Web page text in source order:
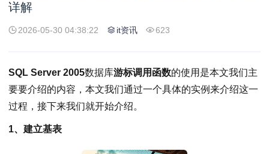
详解
2026-05-30 04:38:22 it资讯 623
SQL Server 2005数据库游标调用函数的使用是本文我们主
要要介绍的内容，本文我们通过一个具体的实例来介绍这一
过程，接下来我们就开始介绍。
1、建立基表